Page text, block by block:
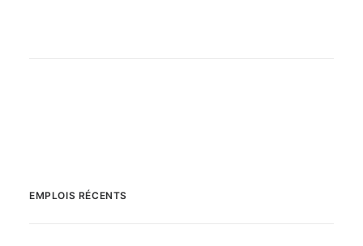
EMPLOIS RÉCENTS